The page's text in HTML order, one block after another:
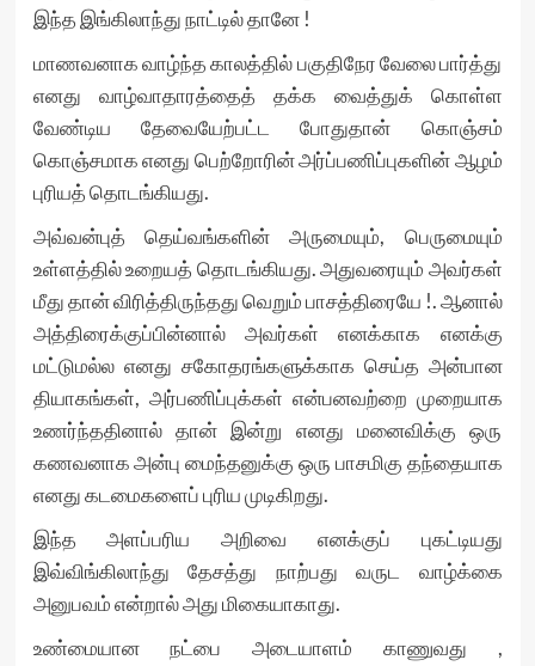
இந்த இங்கிலாந்து நாட்டில் தானே !
மாணவனாக வாழ்ந்த காலத்தில் பகுதிநேர வேலை பார்த்து
எனது வாழ்வாதாரத்தைத் தக்க வைத்துக் கொள்ள
வேண்டிய தேவையேற்பட்ட போதுதான் கொஞ்சம்
கொஞ்சமாக எனது பெற்றோரின் அர்ப்பணிப்புகளின் ஆழம்
புரியத் தொடங்கியது.
அவ்வன்புத் தெய்வங்களின் அருமையும், பெருமையும்
உள்ளத்தில் உறையத் தொடங்கியது. அதுவரையும் அவர்கள்
மீது தான் விரித்திருந்தது வெறும் பாசத்திரையே !. ஆனால்
அத்திரைக்குப்பின்னால் அவர்கள் எனக்காக எனக்கு
மட்டுமல்ல எனது சகோதரங்களுக்காக செய்த அன்பான
தியாகங்கள், அர்பணிப்புக்கள் என்பனவற்றை முறையாக
உணர்ந்ததினால் தான் இன்று எனது மனைவிக்கு ஒரு
கணவனாக அன்பு மைந்தனுக்கு ஒரு பாசமிகு தந்தையாக
எனது கடமைகளைப் புரிய முடிகிறது.
இந்த அளப்பரிய அறிவை எனக்குப் புகட்டியது
இவ்விங்கிலாந்து தேசத்து நாற்பது வருட வாழ்க்கை
அனுபவம் என்றால் அது மிகையாகாது.
உண்மையான நட்பை அடையாளம் காணுவது ,